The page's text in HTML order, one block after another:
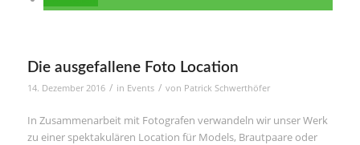
Die ausgefallene Foto Location
14. Dezember 2016 / in Events / von Patrick Schwerthöfer
In Zusammenarbeit mit Fotografen verwandeln wir unser Werk
zu einer spektakulären Location für Models, Brautpaare oder